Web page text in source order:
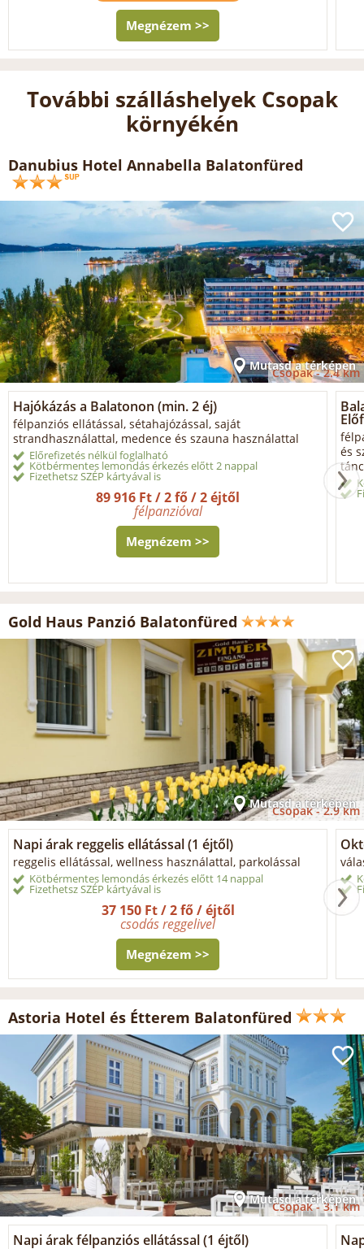
Megnézem >>
További szálláshelyek Csopak
környékén
Danubius Hotel Annabella Balatonfüred
Mutasd a térképen
Csopak -2.4 km
Hajókázás a Balatonon (min. 2 éj)
félpanziós ellátással, sétahajózással, saját
strandhasználattal, medence és szauna használattal
Előrefizetés nélkül foglalható
Kötbérmentes lemondás érkezés előtt 2 nappal
Fizethetsz SZÉP kártyával is
89 916 Ft / 2 fő / 2 éjtől
félpanzióval
Megnézem >>
és
Gold Haus Panzió Balatonfüred
Mutasd a térképen
Csopak -2.9 km
Napi árak reggelis ellátással (1 éjtől)
reggelis ellátással, wellness használattal, parkolással
Kötbérmentes lemondás érkezés előtt 14 nappal
Fizethetsz SZÉP kártyával is
37 150 Ft / 2 fő / éjtől
csodás reggelivel
Megnézem >>
Astoria Hotel és Étterem Balatonfüred
Mutasd a térképen
Csopak -3.1 km
Napi árak félpanziós ellátással (1 éjtől)